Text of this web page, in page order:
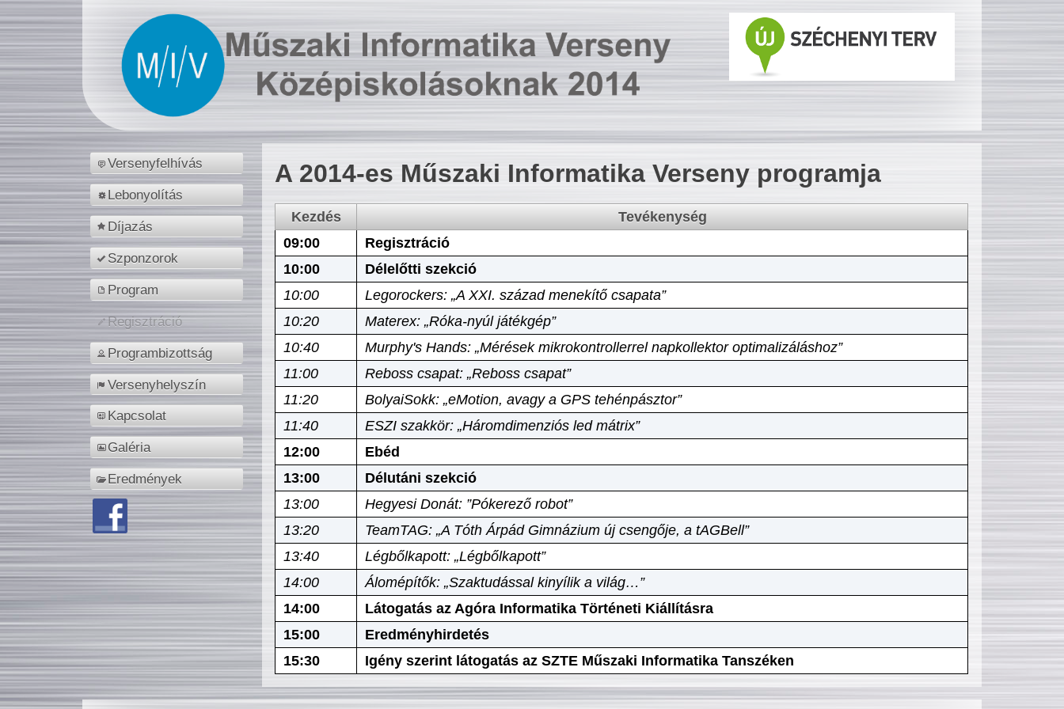
Versenyfelhívás
Lebonyolítás
Díjazás
Szponzorok
Program
Regisztráció
Programbizottság
Versenyhelyszín
Kapcsolat
Galéria
Eredmények
A 2014-es Műszaki Informatika Verseny programja
Kezdés
Tevékenység
09:00
Regisztráció
10:00
Délelőtti szekció
10:00
Legorockers: „A XXI. század menekítő csapata”
10:20
Materex: „Róka-nyúl játékgép”
10:40
Murphy's Hands: „Mérések mikrokontrollerrel napkollektor optimalizáláshoz”
11:00
Reboss csapat: „Reboss csapat”
11:20
BolyaiSokk: „eMotion, avagy a GPS tehénpásztor”
11:40
ESZI szakkör: „Háromdimenziós led mátrix”
12:00
Ebéd
13:00
Délutáni szekció
13:00
Hegyesi Donát: ”Pókerező robot”
13:20
TeamTAG: „A Tóth Árpád Gimnázium új csengője, a tAGBell”
13:40
Légbőlkapott: „Légbőlkapott”
14:00
Álomépítők: „Szaktudással kinyílik a világ…”
14:00
Látogatás az Agóra Informatika Történeti Kiállításra
15:00
Eredményhirdetés
15:30
Igény szerint látogatás az SZTE Műszaki Informatika Tanszéken